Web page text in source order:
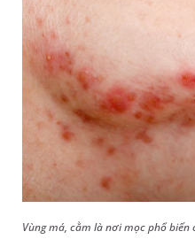
Vùng má, cằm là nơi mọc phổ biến